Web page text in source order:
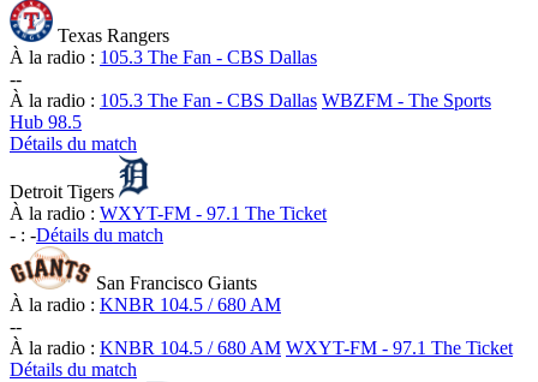
Texas Rangers
À la radio : 105.3 The Fan - CBS Dallas
--
À la radio : 105.3 The Fan - CBS Dallas WBZFM - The Sports
Hub 98.5
Détails du match
Detroit Tigers
À la radio : WXYT-FM - 97.1 The Ticket
- : -Détails du match
San Francisco Giants
À la radio : KNBR 104.5 / 680 AM
--
À la radio : KNBR 104.5 / 680 AM WXYT-FM - 97.1 The Ticket
Détails du match